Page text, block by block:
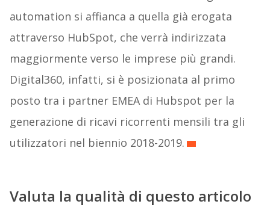
automation si affianca a quella già erogata
attraverso HubSpot, che verrà indirizzata
maggiormente verso le imprese più grandi.
Digital360, infatti, si è posizionata al primo
posto tra i partner EMEA di Hubspot per la
generazione di ricavi ricorrenti mensili tra gli
utilizzatori nel biennio 2018-2019.
Valuta la qualità di questo articolo